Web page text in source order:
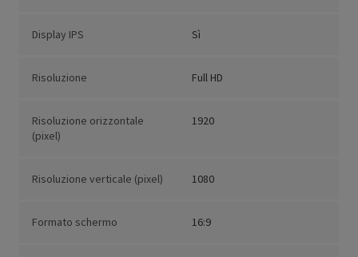
Display IPS Sì
Risoluzione Full HD
Risoluzione orizzontale
(pixel)
1920
Risoluzione verticale (pixel) 1080
Formato schermo 16:9